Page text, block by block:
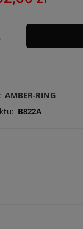
AMBER-RING
B822A